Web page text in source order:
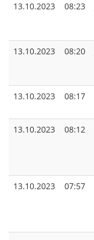
13.10.2023
08:23
13.10.2023
08:20
13.10.2023
08:17
13.10.2023
08:12
13.10.2023
07:57